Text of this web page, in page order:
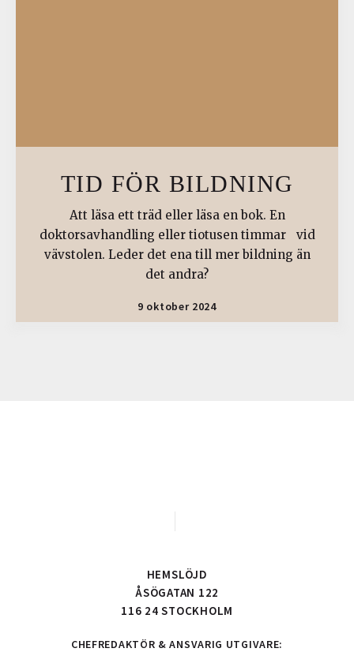
TID FÖR BILDNING
Att läsa ett träd eller läsa en bok. En
doktorsavhandling eller tiotusen timmar vid
vävstolen. Leder det ena till mer bildning än
det andra?
9 oktober 2024
HEMSLÖJD
ÅSÖGATAN 122
116 24 STOCKHOLM
CHEFREDAKTÖR & ANSVARIG UTGIVARE: